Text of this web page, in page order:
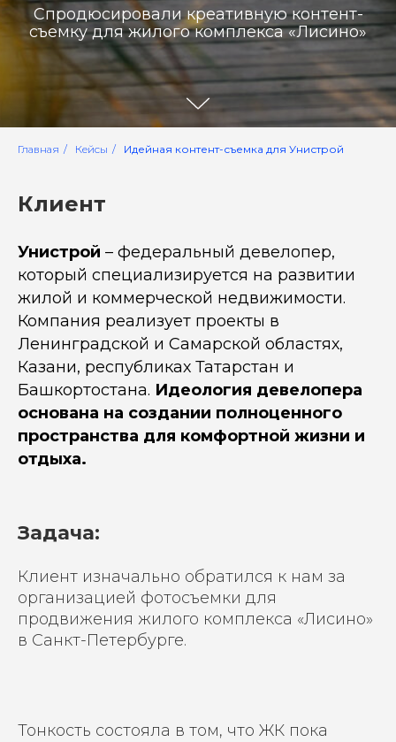
Спродюсировали креативную контент-
съемку для жилого комплекса «Лисино»
Главная / Кейсы / Идейная контент-съемка для Унистрой
Клиент
Унистрой – федеральный девелопер,
который специализируется на развитии
жилой и коммерческой недвижимости.
Компания реализует проекты в
Ленинградской и Самарской областях,
Казани, республиках Татарстан и
Башкортостана. Идеология девелопера
основана на создании полноценного
пространства для комфортной жизни и
отдыха.
Задача:
Клиент изначально обратился к нам за
организацией фотосъемки для
продвижения жилого комплекса «Лисино»
в Санкт-Петербурге.
Тонкость состояла в том, что ЖК пока